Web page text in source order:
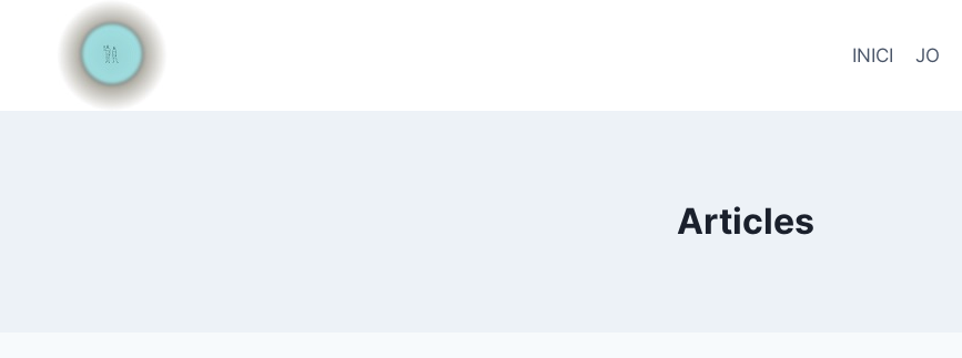
contingut
INICI JO
Articles